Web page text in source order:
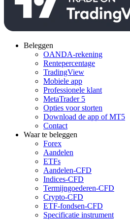
Beleggen
OANDA-rekening
Rentepercentage
TradingView
Mobiele app
Professionele klant
MetaTrader 5
Opties voor storten
Download de app of MT5
Contact
Waar te beleggen
Forex
Aandelen
ETFs
Aandelen-CFD
Indices-CFD
Termijngoederen-CFD
Crypto-CFD
ETF-fondsen-CFD
Specificatie instrument